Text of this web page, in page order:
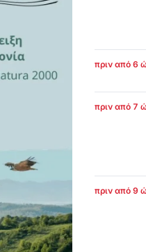
πριν από 6
πριν από 7
πριν από 9